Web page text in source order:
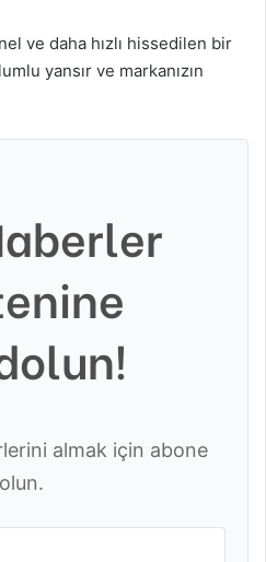
ve daha hızlı hissedilen bir
yansır ve markanızın
almak için abone
olun.